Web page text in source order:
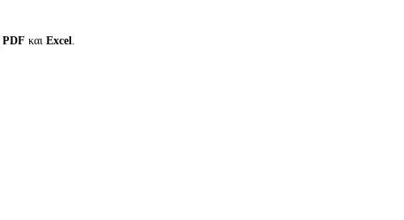
PDF και Excel.